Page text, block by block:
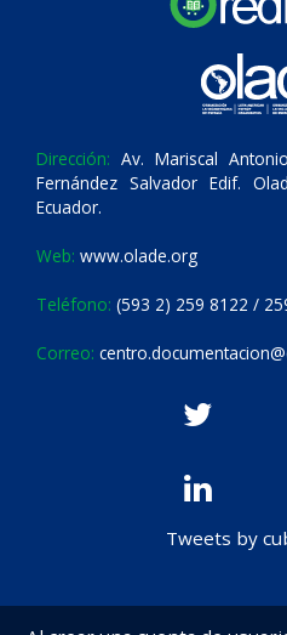
Dirección: Av. Mariscal
Fernández Salvador Edif.
Ecuador.
Web: www.olade.org
Teléfono: (593 2) 259 8122 /
Correo:
Tweets by